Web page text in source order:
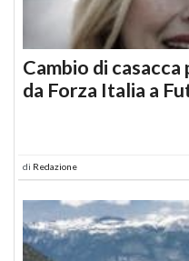
Cambio di
da Forza Italia a
di Redazione